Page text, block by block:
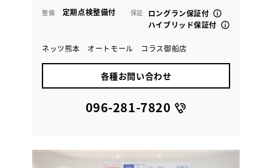
整備 定期点検整備付 保証
ロングラン保証付
ハイブリッド保証付
ネッツ熊本 オートモール コラス御船店
各種お問い合わせ
096-281-7820